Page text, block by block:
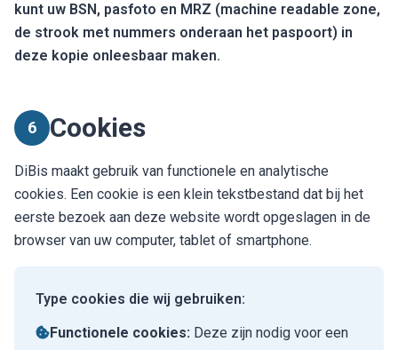
kunt uw BSN, pasfoto en MRZ (machine readable zone,
de strook met nummers onderaan het paspoort) in
deze kopie onleesbaar maken.
6 Cookies
DiBis maakt gebruik van functionele en analytische
cookies. Een cookie is een klein tekstbestand dat bij het
eerste bezoek aan deze website wordt opgeslagen in de
browser van uw computer, tablet of smartphone.
Type cookies die wij gebruiken:
Functionele cookies: Deze zijn nodig voor een